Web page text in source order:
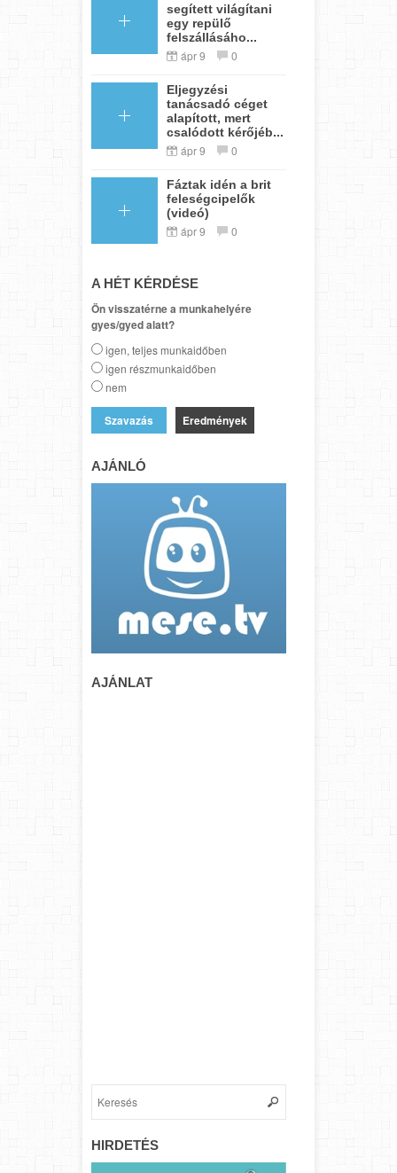
segített világítani
egy repülő
felszállásáho...
ápr 9 0
Eljegyzési
tanácsadó céget
alapított, mert
csalódott kérőjéb...
ápr 9 0
Fáztak idén a brit
feleségcipelők
(videó)
ápr 9 0
A HÉT KÉRDÉSE
Ön visszatérne a munkahelyére
gyes/gyed alatt?
igen, teljes munkaidőben
igen részmunkaidőben
nem
Eredmények
AJÁNLÓ
AJÁNLAT
HIRDETÉS